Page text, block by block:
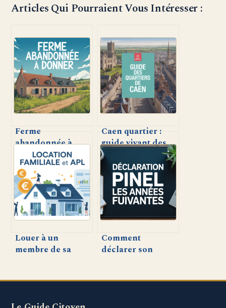
Articles Qui Pourraient Vous Intéresser :
Ferme
abandonnée à
donner : comment
en bénéficier et
quels enjeux ?
Caen quartier :
guide vivant des
meilleurs lieux où
vivre et sortir
Louer à un
membre de sa
faut savoir
Comment
déclarer son
année – Guide